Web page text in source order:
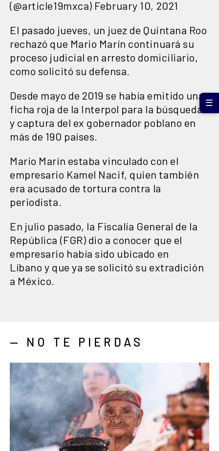
(@article19mxca) February 10, 2021
El pasado jueves, un juez de Quintana Roo
rechazó que Mario Marín continuará su
proceso judicial en arresto domiciliario,
como solicitó su defensa.
Desde mayo de 2019 se había emitido una
ficha roja de la Interpol para la búsqueda
y captura del ex gobernador poblano en
más de 190 países.
Mario Marín estaba vinculado con el
empresario Kamel Nacif, quien también
era acusado de tortura contra la
periodista.
En julio pasado, la Fiscalía General de la
República (FGR) dio a conocer que el
empresario había sido ubicado en
Líbano y que ya se solicitó su extradición
a México.
— NO TE PIERDAS
☰